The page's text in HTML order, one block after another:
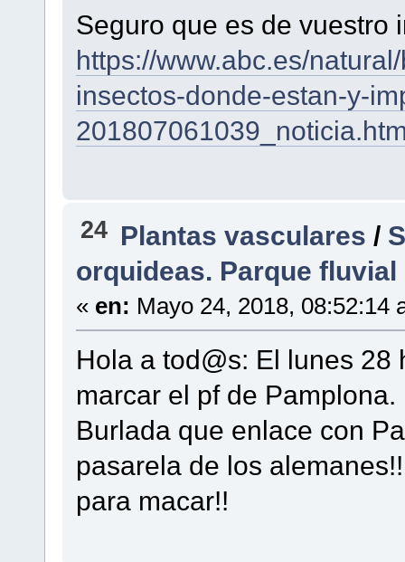
Seguro que es de vuestro
https://www.abc.es/
insectos-donde-estan-y-
24 Plantas vasculares /
orquideas. Parque fluvial
« en: Mayo 24, 2018, 08:52:14
Hola a tod@s: El lunes
marcar el pf de
Burlada que enlace con
pasarela de los
para macar!!